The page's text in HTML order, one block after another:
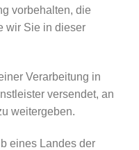
vorbehalten, die
wir Sie in dieser
Verarbeitung in
versendet, an
weitergeben.
eines Landes der